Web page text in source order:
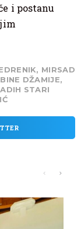
i postanu
, MIRSAD
DŽAMIJE,
STARI